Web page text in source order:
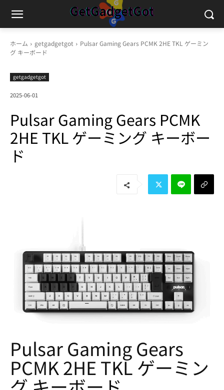
ホーム getgadgetgot
Pulsar Gaming Gears PCMK 2HE TKL ゲーミン
グ キーボード
getgadgetgot
2025-06-01
Pulsar Gaming Gears PCMK
2HE TKL ゲーミング キーボー
ド
Pulsar Gaming Gears
PCMK 2HE TKL ゲーミン